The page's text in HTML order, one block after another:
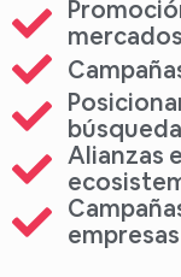
búsqueda
Alianzas